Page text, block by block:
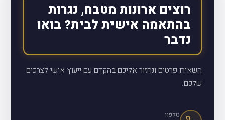
רוצים ארונות מטבח, נגרות
בהתאמה אישית לבית? בואו
נדבר
השאירו פרטים ונחזור אליכם בהקדם עם ייעוץ אישי לצרכים
שלכם.
טלפון